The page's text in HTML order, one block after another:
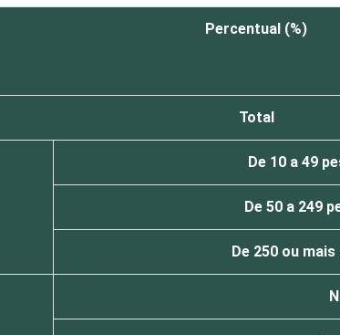
Percentual (%)
Total
De 10 a 49
De 50 a 249
De 250 ou